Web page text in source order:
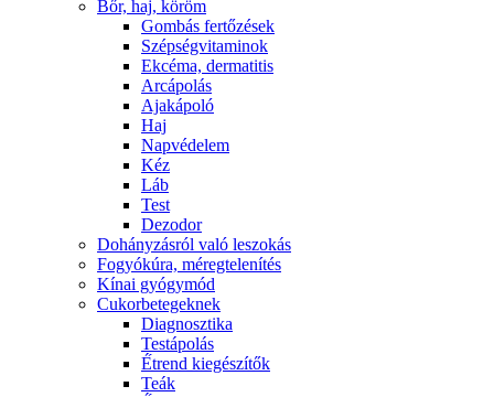
Bőr, haj, köröm
Gombás fertőzések
Szépségvitaminok
Ekcéma, dermatitis
Arcápolás
Ajakápoló
Haj
Napvédelem
Kéz
Láb
Test
Dezodor
Dohányzásról való leszokás
Fogyókúra, méregtelenítés
Kínai gyógymód
Cukorbetegeknek
Diagnosztika
Testápolás
É́trend kiegészítők
Teák